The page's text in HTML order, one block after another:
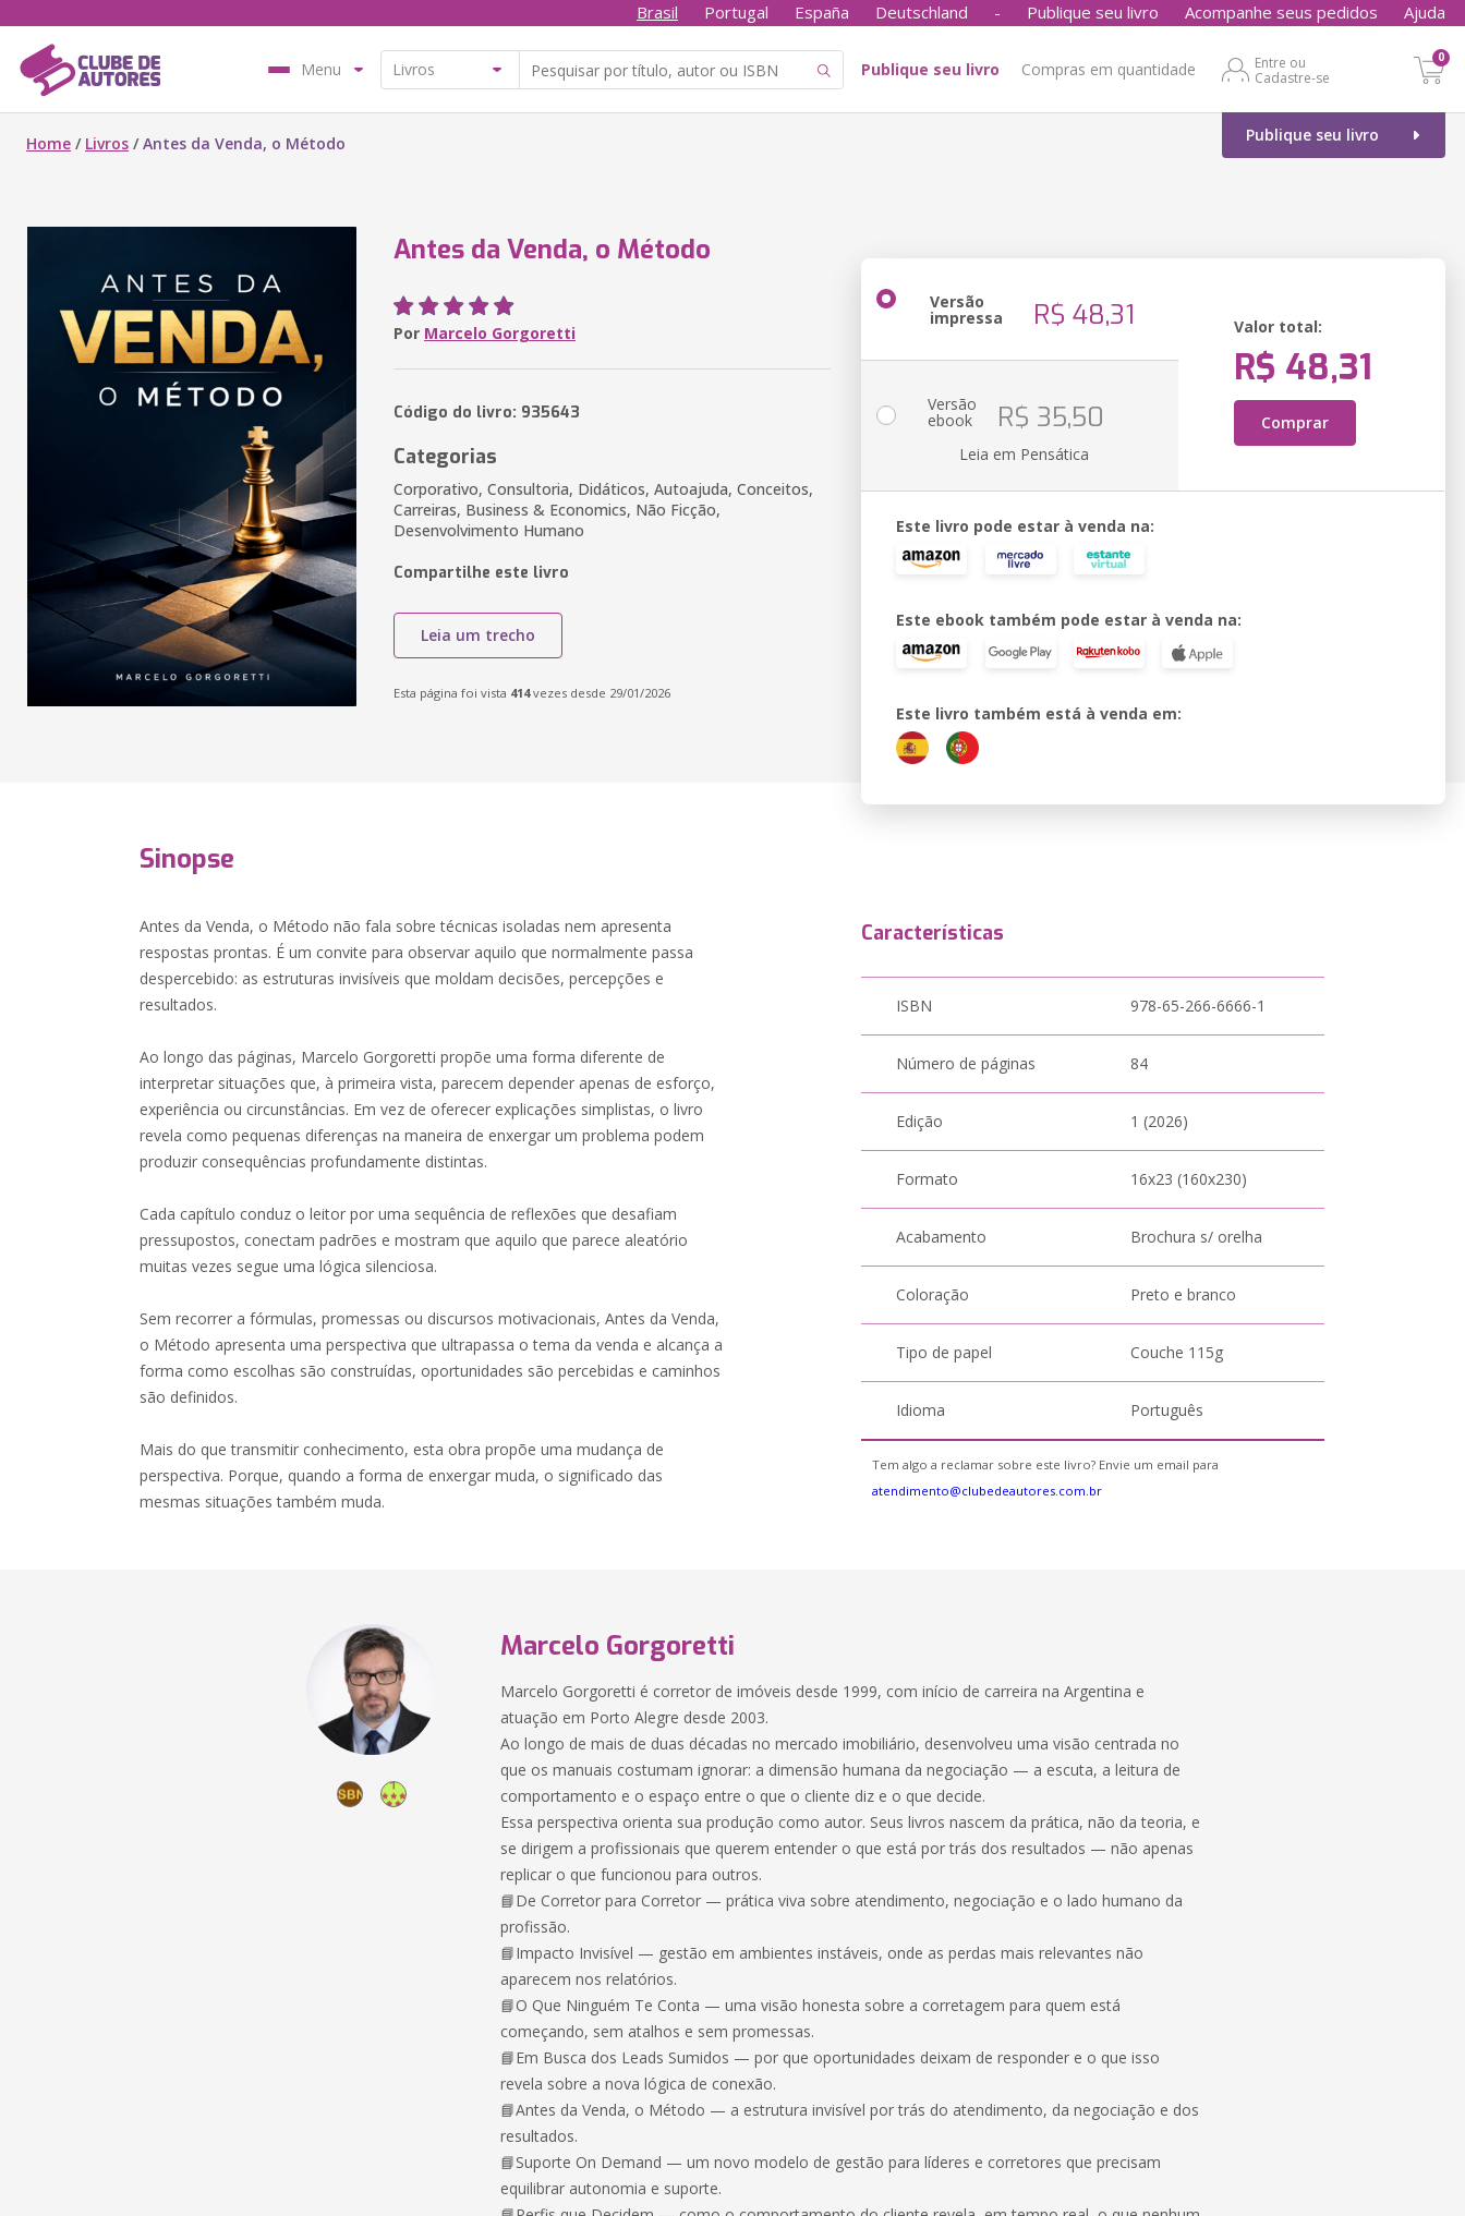
Brasil Portugal España Deutschland - Publique seu livro Acompanhe seus pedidos Ajuda
Menu Publique seu livro Compras em quantidade
Entre ou
Cadastre-se
0
Publique seu livro
Home / Livros /Antes da Venda, o Método
Antes da Venda, o Método
Por Marcelo Gorgoretti
Código do livro: 935643
Categorias
Corporativo, Consultoria, Didáticos, Autoajuda, Conceitos,
Carreiras, Business & Economics, Não Ficção,
Desenvolvimento Humano
Compartilhe este livro
Leia um trecho
Esta página foi vista 414vezes desde 29/01/2026
Versão
impressa R$ 48,31 Valor total:
R$ 48,31
Comprar
Versão
ebook R$ 35,50
Leia em Pensática
Este livro pode estar à venda na:
Este ebook também pode estar à venda na:
Este livro também está à venda em:
Sinopse
Antes da Venda, o Método não fala sobre técnicas isoladas nem apresenta
respostas prontas. É um convite para observar aquilo que normalmente passa
despercebido: as estruturas invisíveis que moldam decisões, percepções e
resultados.
Ao longo das páginas, Marcelo Gorgoretti propõe uma forma diferente de
interpretar situações que, à primeira vista, parecem depender apenas de esforço,
experiência ou circunstâncias. Em vez de oferecer explicações simplistas, o livro
revela como pequenas diferenças na maneira de enxergar um problema podem
produzir consequências profundamente distintas.
Cada capítulo conduz o leitor por uma sequência de reflexões que desafiam
pressupostos, conectam padrões e mostram que aquilo que parece aleatório
muitas vezes segue uma lógica silenciosa.
Sem recorrer a fórmulas, promessas ou discursos motivacionais, Antes da Venda,
o Método apresenta uma perspectiva que ultrapassa o tema da venda e alcança a
forma como escolhas são construídas, oportunidades são percebidas e caminhos
são definidos.
Mais do que transmitir conhecimento, esta obra propõe uma mudança de
perspectiva. Porque, quando a forma de enxergar muda, o significado das
mesmas situações também muda.
Características
ISBN 978-65-266-6666-1
Número de páginas 84
Edição 1 (2026)
Formato 16x23 (160x230)
Acabamento Brochura s/ orelha
Coloração Preto e branco
Tipo de papel Couche 115g
Idioma Português
Tem algo a reclamar sobre este livro? Envie um email para
atendimento@clubedeautores.com.br
Marcelo Gorgoretti
Marcelo Gorgoretti é corretor de imóveis desde 1999, com início de carreira na Argentina e
atuação em Porto Alegre desde 2003.
Ao longo de mais de duas décadas no mercado imobiliário, desenvolveu uma visão centrada no
que os manuais costumam ignorar: a dimensão humana da negociação — a escuta, a leitura de
comportamento e o espaço entre o que o cliente diz e o que decide.
Essa perspectiva orienta sua produção como autor. Seus livros nascem da prática, não da teoria, e
se dirigem a profissionais que querem entender o que está por trás dos resultados — não apenas
replicar o que funcionou para outros.
📘De Corretor para Corretor — prática viva sobre atendimento, negociação e o lado humano da
profissão.
📘Impacto Invisível — gestão em ambientes instáveis, onde as perdas mais relevantes não
aparecem nos relatórios.
📘O Que Ninguém Te Conta — uma visão honesta sobre a corretagem para quem está
começando, sem atalhos e sem promessas.
📘Em Busca dos Leads Sumidos — por que oportunidades deixam de responder e o que isso
revela sobre a nova lógica de conexão.
📘Antes da Venda, o Método — a estrutura invisível por trás do atendimento, da negociação e dos
resultados.
📘Suporte On Demand — um novo modelo de gestão para líderes e corretores que precisam
equilibrar autonomia e suporte.